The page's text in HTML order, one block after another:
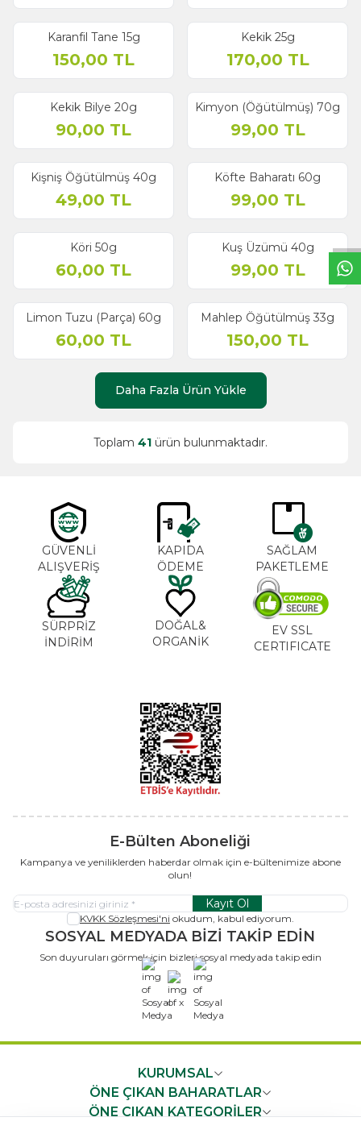
W
h
t
s
a
p
p
B
i
l
g
H
a
t
Karanfil Tane 15g
150,00 TL
Kekik 25g
170,00 TL
Kekik Bilye 20g
90,00 TL
Kimyon (Öğütülmüş) 70g
99,00 TL
Kişniş Öğütülmüş 40g
49,00 TL
Köfte Baharatı 60g
99,00 TL
Köri 50g
60,00 TL
Kuş Üzümü 40g
99,00 TL
Limon Tuzu (Parça) 60g
60,00 TL
Mahlep Öğütülmüş 33g
150,00 TL
Daha Fazla Ürün Yükle
Toplam 41 ürün bulunmaktadır.
GÜVENLİ
ALIŞVERİŞ
KAPIDA
ÖDEME
SAĞLAM
PAKETLEME
SÜRPRİZ
İNDİRİM
DOĞAL&
ORGANİK
EV SSL
CERTIFICATE
E-Bülten Aboneliği
Kampanya ve yeniliklerden haberdar olmak için e-bültenimize abone
olun!
Kayıt Ol
KVKK Sözleşmesi'ni okudum, kabul ediyorum.
SOSYAL MEDYADA BİZİ TAKİP EDİN
Son duyuruları görmek için bizleri sosyal medyada takip edin
x
KURUMSAL
ÖNE ÇIKAN BAHARATLAR
ÖNE ÇIKAN KATEGORİLER